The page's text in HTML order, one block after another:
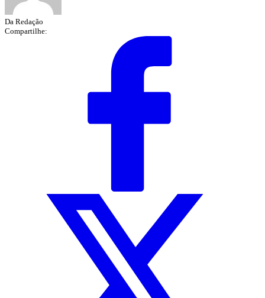
Da Redação
Compartilhe: